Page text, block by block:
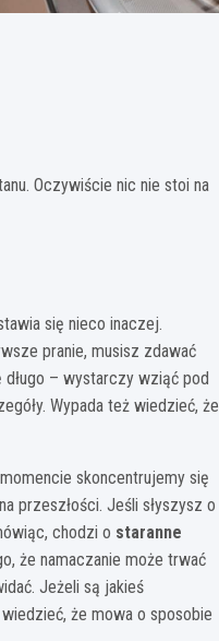
Oczywiście nic nie stoi na
się nieco inaczej.
pranie, musisz zdawać
– wystarczy wziąć pod
Wypada też wiedzieć, że
skoncentrujemy się
przeszłości. Jeśli słyszysz o
chodzi o staranne
że namaczanie może trwać
Jeżeli są jakieś
że mowa o sposobie